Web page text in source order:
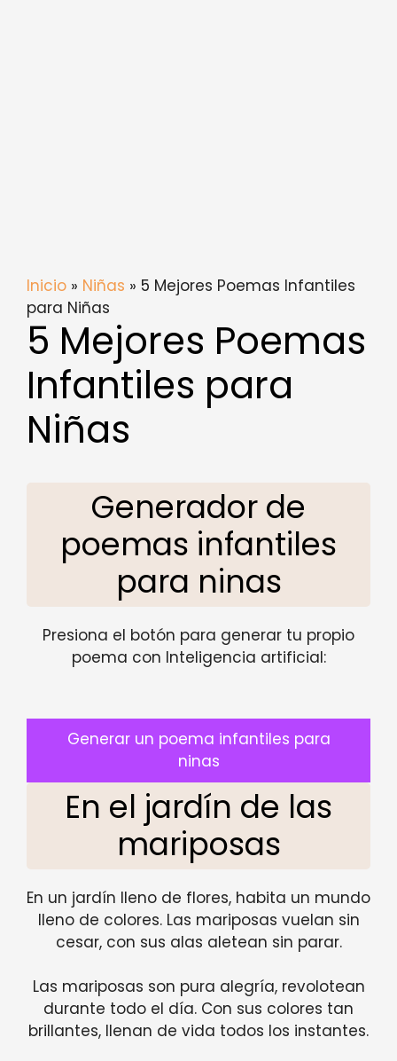
Inicio » Niñas » 5 Mejores Poemas Infantiles
para Niñas
5 Mejores Poemas
Infantiles para
Niñas
Generador de
poemas infantiles
para ninas
Presiona el botón para generar tu propio
poema con Inteligencia artificial:
Generar un poema infantiles para
ninas
En el jardín de las
mariposas
En un jardín lleno de flores, habita un mundo
lleno de colores. Las mariposas vuelan sin
cesar, con sus alas aletean sin parar.
Las mariposas son pura alegría, revolotean
durante todo el día. Con sus colores tan
brillantes, llenan de vida todos los instantes.